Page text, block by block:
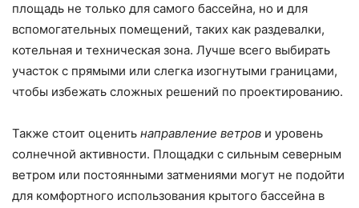
площадь не только для самого бассейна, но и для
вспомогательных помещений, таких как раздевалки,
котельная и техническая зона. Лучше всего выбирать
участок с прямыми или слегка изогнутыми границами,
чтобы избежать сложных решений по проектированию.
Также стоит оценить направление ветров и уровень
солнечной активности. Площадки с сильным северным
ветром или постоянными затмениями могут не подойти
для комфортного использования крытого бассейна в